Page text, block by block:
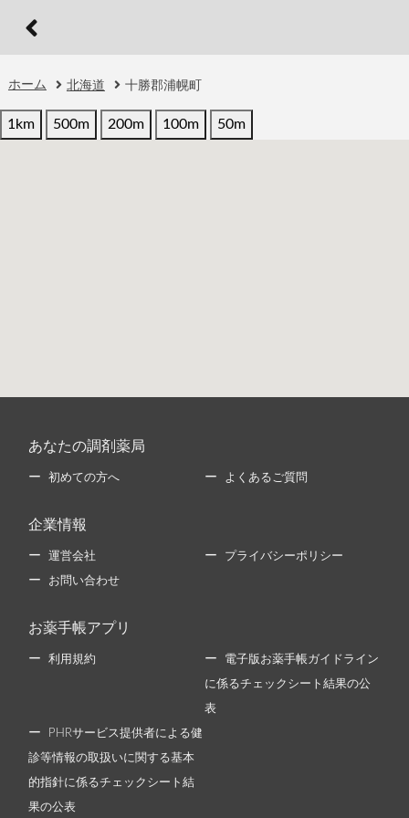
ホーム 北海道 十勝郡浦幌町
1km 500m 200m 100m 50m
あなたの調剤薬局
初めての方へ よくあるご質問
企業情報
運営会社 プライバシーポリシー
お問い合わせ
お薬手帳アプリ
利用規約 電子版お薬手帳ガイドライン
に係るチェックシート結果の公
表
PHRサービス提供者による健
診等情報の取扱いに関する基本
的指針に係るチェックシート結
果の公表